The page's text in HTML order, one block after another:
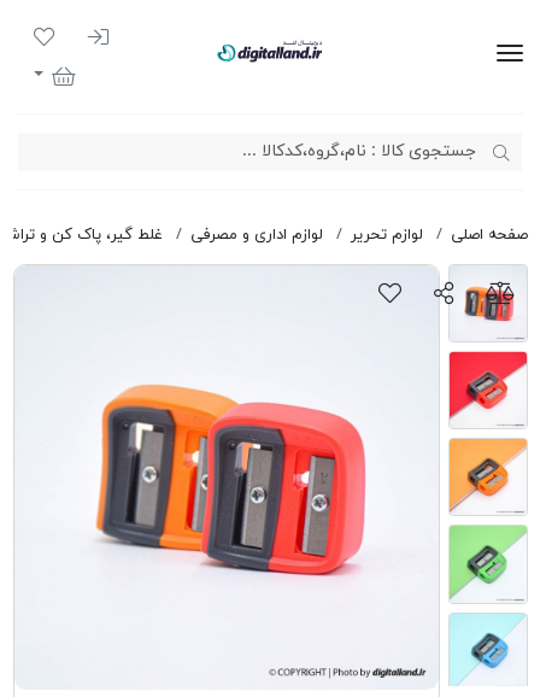
ورود به
لیست
سبد خرید
صفحه اصلی لوازم تحریر لوازم اداری و مصرفی غلط گیر، پاک کن و تراش